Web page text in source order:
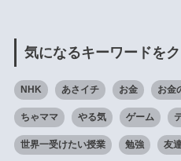
気になるキーワードをク
NHK あさイチ お金 お金
ちゃママ やる気 ゲーム
世界一受けたい授業 勉強 友